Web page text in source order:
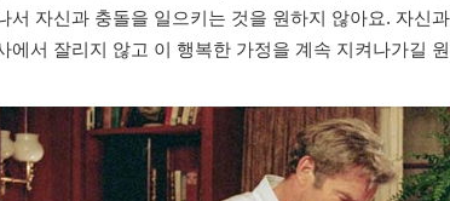
서 자신과 충돌을 일으키는 것을 원하지 않아요. 자신
에서 잘리지 않고 이 행복한 가정을 계속 지켜나가길